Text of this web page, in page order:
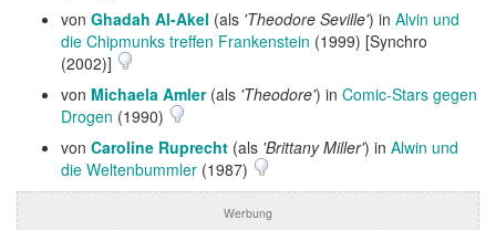
von Ghadah Al-Akel (als 'Theodore Seville') in Alvin und
die Chipmunks treffen Frankenstein (1999) [Synchro
(2002)]
von Michaela Amler(als 'Theodore') in Comic-Stars gegen
Drogen (1990)
von Caroline Ruprecht (als 'Brittany Miller') in Alwin und
die Weltenbummler (1987)
Werbung